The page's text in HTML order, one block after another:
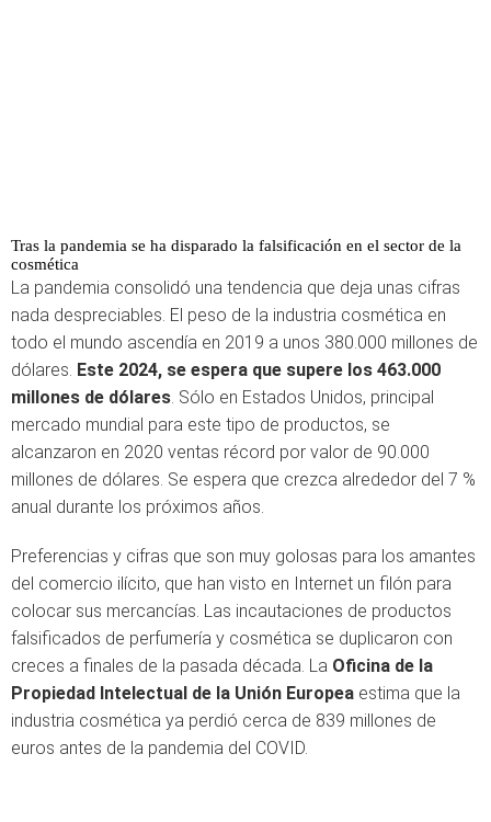
Tras la pandemia se ha disparado la falsificación en el sector de la
cosmética
La pandemia consolidó una tendencia que deja unas cifras
nada despreciables. El peso de la industria cosmética en
todo el mundo ascendía en 2019 a unos 380.000 millones de
dólares. Este 2024, se espera que supere los 463.000
millones de dólares. Sólo en Estados Unidos, principal
mercado mundial para este tipo de productos, se
alcanzaron en 2020 ventas récord por valor de 90.000
millones de dólares. Se espera que crezca alrededor del 7 %
anual durante los próximos años.
Preferencias y cifras que son muy golosas para los amantes
del comercio ilícito, que han visto en Internet un filón para
colocar sus mercancías. Las incautaciones de productos
falsificados de perfumería y cosmética se duplicaron con
creces a finales de la pasada década. La Oficina de la
Propiedad Intelectual de la Unión Europea estima que la
industria cosmética ya perdió cerca de 839 millones de
euros antes de la pandemia del COVID.